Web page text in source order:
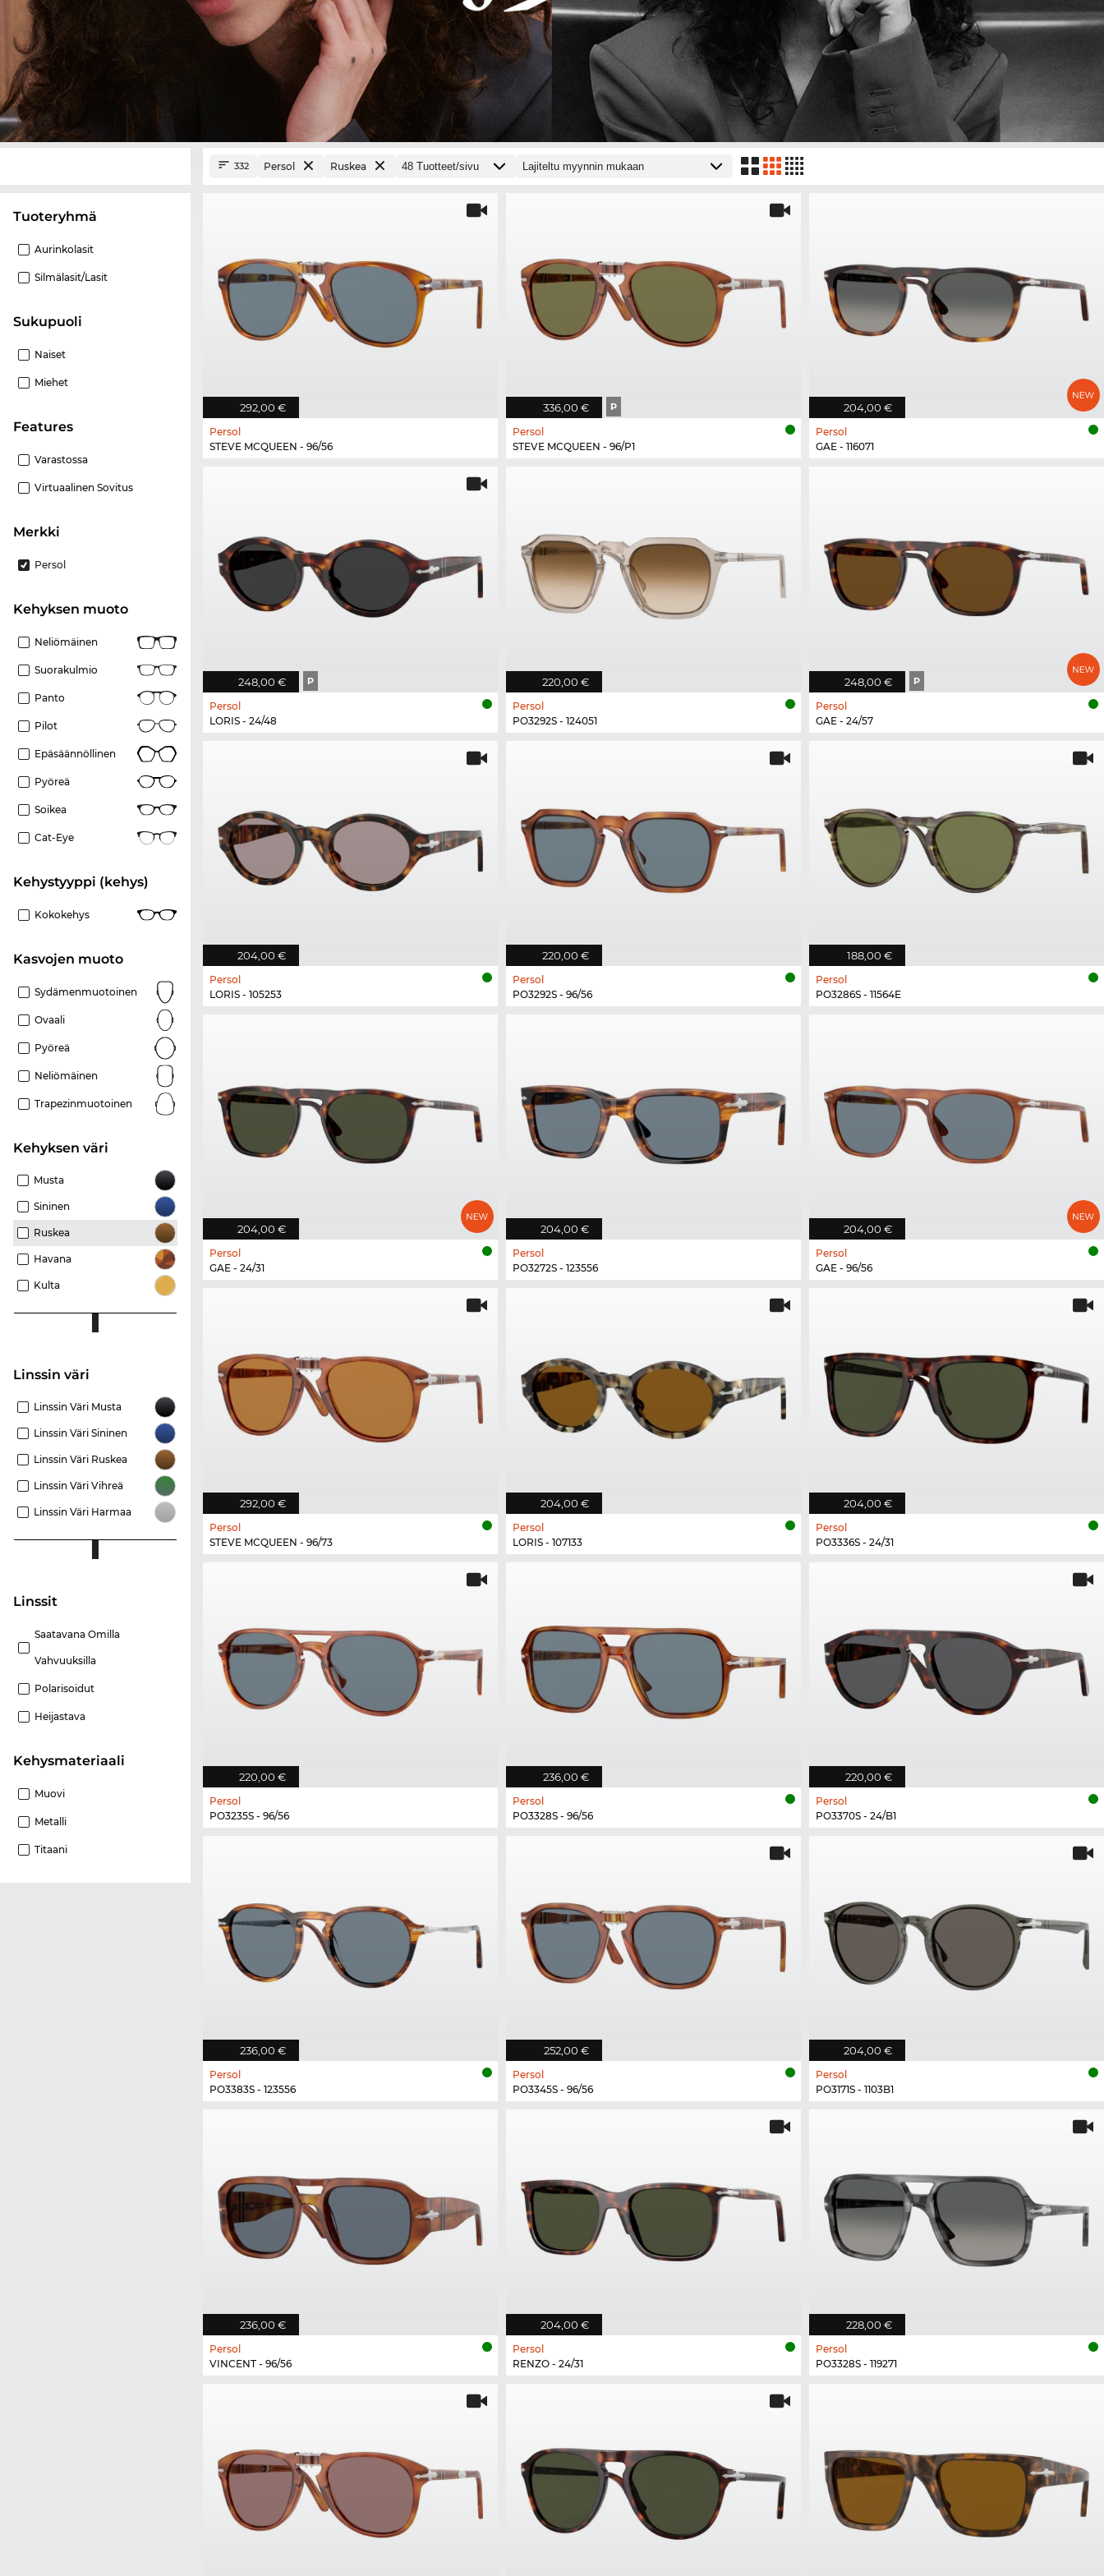
Tuoteryhmä
Aurinkolasit
Silmälasit/lasit
Sukupuoli
Naiset
Miehet
Features
Varastossa
Virtuaalinen Sovitus
Merkki
Persol
Kehyksen muoto
Neliömäinen
Suorakulmio
Panto
Pilot
Epäsäännöllinen
Pyöreä
Soikea
Cat-Eye
Kehystyyppi (kehys)
Kokokehys
Kasvojen muoto
Sydämenmuotoinen
Ovaali
Pyöreä
Neliömäinen
Trapezinmuotoinen
Kehyksen väri
Musta
Sininen
Ruskea
Havana
Kulta
Linssin väri
Linssin Väri Musta
Linssin Väri Sininen
Linssin Väri Ruskea
Linssin Väri Vihreä
Linssin Väri Harmaa
Linssit
Saatavana Omilla
Vahvuuksilla
Polarisoidut
Heijastava
Kehysmateriaali
Muovi
Metalli
Titaani
332 Persol Ruskea
292,00 €
Persol
STEVE MCQUEEN - 96/56
336,00 € P
Persol
STEVE MCQUEEN - 96/P1
204,00 €
Persol
GAE - 116071
248,00 € P
Persol
LORIS - 24/48
220,00 €
Persol
PO3292S - 124051
248,00 € P
Persol
GAE - 24/57
204,00 €
Persol
LORIS - 105253
220,00 €
Persol
PO3292S - 96/56
188,00 €
Persol
PO3286S - 11564E
204,00 €
Persol
GAE - 24/31
204,00 €
Persol
PO3272S - 123556
204,00 €
Persol
GAE - 96/56
292,00 €
Persol
STEVE MCQUEEN - 96/73
204,00 €
Persol
LORIS - 107133
204,00 €
Persol
PO3336S - 24/31
220,00 €
Persol
PO3235S - 96/56
236,00 €
Persol
PO3328S - 96/56
220,00 €
Persol
PO3370S - 24/B1
236,00 €
Persol
PO3383S - 123556
252,00 €
Persol
PO3345S - 96/56
204,00 €
Persol
PO3171S - 1103B1
236,00 €
Persol
VINCENT - 96/56
204,00 €
Persol
RENZO - 24/31
228,00 €
Persol
PO3328S - 119271